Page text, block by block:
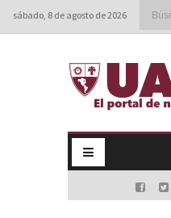
sábado, 8 de agosto de 2026